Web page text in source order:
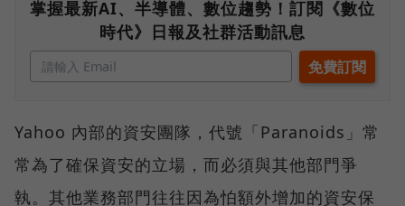
掌握最新AI、半導體、數位趨勢！訂閱《數位
時代》日報及社群活動訊息
Yahoo 內部的資安團隊，代號「Paranoids」常
常為了確保資安的立場，而必須與其他部門爭
執。其他業務部門往往因為怕額外增加的資安保